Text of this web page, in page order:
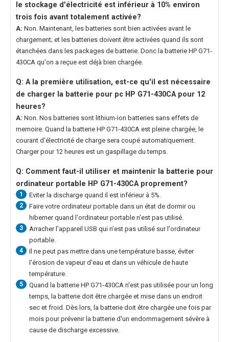
le stockage d'électricité est inférieur à 10% environ
trois fois avant totalement activée?
A: Non. Maintenant, les batteries sont bien activées avant le
chargement; et les batteries doivent être activées quand ils sont
étanchées dans les packages de batterie. Donc la batterie HP G71-
430CA qu'on a reçue est déjà bien chargée.
Q: A la première utilisation, est-ce qu'il est nécessaire
de charger la batterie pour pc HP G71-430CA pour 12
heures?
A: Non. Nos batteries sont lithium-ion batteries sans effets de
memoire. Quand la batterie HP G71-430CA est pleine chargée, le
courant d'électricité de charge sera coupé automatiquement.
Charger pour 12 heures est un gaspillage du temps.
Q: Comment faut-il utiliser et maintenir la batterie pour
ordinateur portable HP G71-430CA proprement?
1 Eviter la discharge quand il est inférieur à 5%.
2
Faire votre ordinateur portable dans un état de dormir ou
hiberner quand l'ordinateur portable n'est pas utilisé.
3
Arracher l'appareil USB qui n'est pas utilisé sur l'ordinateur
portable.
4
Il ne peut pas mettre dans une température basse, éviter
l'érosion de vapeur d'eau et dans un véhicule de haute
température.
5 Quand la batterie HP G71-430CA n'est pas utilisée pour un long
temps, la batterie doit être chargée et mise dans un endroit
sec et froid. Dès lors, la batterie doit être chargée une fois par
mois pour prévenir la batterie d'un endommagement sévère à
cause de discharge excessive.